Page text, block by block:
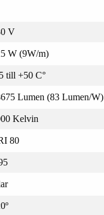
V
W (9W/m)
till +50 C°
Lumen (83 Lumen/W)
Kelvin
80